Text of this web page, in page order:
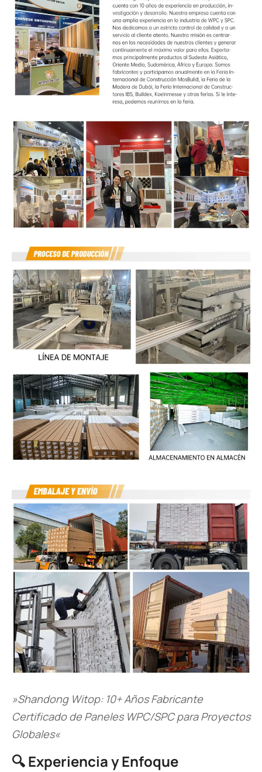
»Shandong Witop: 10+ Años Fabricante
Certificado de Paneles WPC/SPC para Proyectos
Globales«
🔍 ​​Experiencia y Enfoque​